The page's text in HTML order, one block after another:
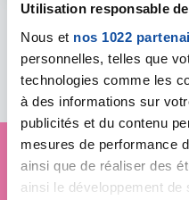
Utilisation responsable
Nous et nos 1022
personnelles, telles que
technologies comme les
à des informations sur
publicités et du contenu
mesures de performance
ainsi que de réaliser des
ainsi le développement
Toutes
Je